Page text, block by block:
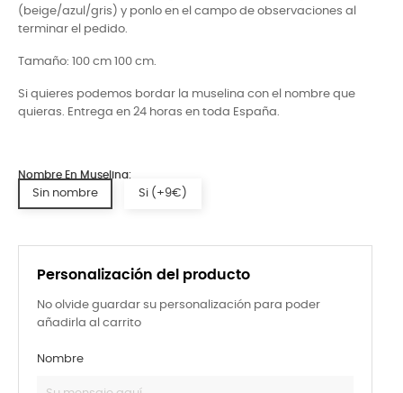
(beige/azul/gris) y ponlo en el campo de observaciones al
terminar el pedido.
Tamaño: 100 cm 100 cm.
Si quieres podemos bordar la muselina con el nombre que
quieras. Entrega en 24 horas en toda España.
Personalización del producto
No olvide guardar su personalización para poder
añadirla al carrito
Nombre
Nombre En Muselina:
Sin nombre Si (+9€)